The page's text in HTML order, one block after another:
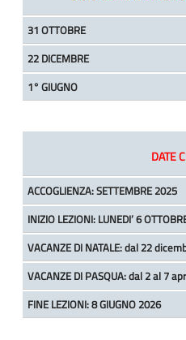
31 OTTOBRE
22 DICEMBRE
1° GIUGNO
DATE
ACCOGLIENZA: SETTEMBRE 2025
INIZIO LEZIONI: LUNEDI’ 6
VACANZE DI NATALE: dal 22
VACANZE DI PASQUA: dal 2 al 7
FINE LEZIONI: 8 GIUGNO 2026